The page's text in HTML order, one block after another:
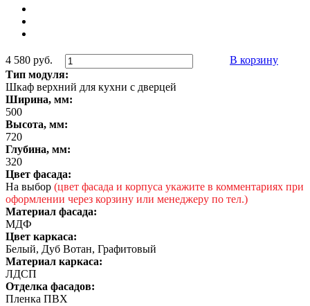
4 580 руб.
В корзину
Тип модуля:
Шкаф верхний для кухни с дверцей
Ширина, мм:
500
Высота, мм:
720
Глубина, мм:
320
Цвет фасада:
На выбор (цвет фасада и корпуса укажите в комментариях при
оформлении через корзину или менеджеру по тел.)
Материал фасада:
МДФ
Цвет каркаса:
Белый, Дуб Вотан, Графитовый
Материал каркаса:
ЛДСП
Отделка фасадов:
Пленка ПВХ